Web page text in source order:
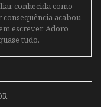
conhecida como
acabou
escrever. Adoro
tudo.